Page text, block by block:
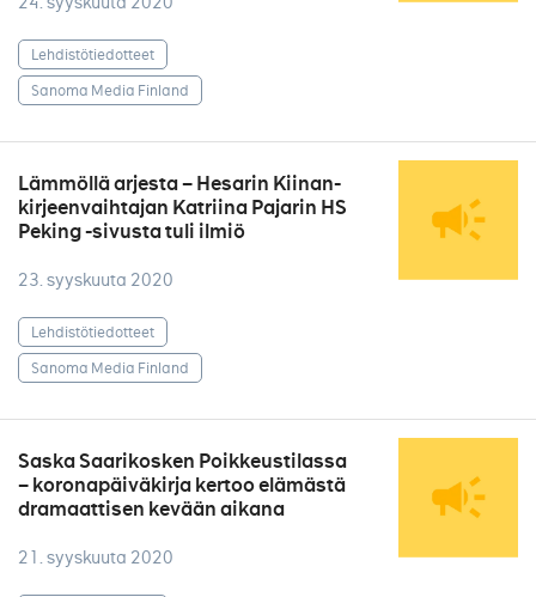
Lehdistötiedotteet
Sanoma Media Finland
Lämmöllä arjesta – Hesarin Kiinan-
kirjeenvaihtajan Katriina Pajarin HS
Peking -sivusta tuli ilmiö
23. syyskuuta 2020
Lehdistötiedotteet
Sanoma Media Finland
Saska Saarikosken Poikkeustilassa
– koronapäiväkirja kertoo elämästä
dramaattisen kevään aikana
21. syyskuuta 2020